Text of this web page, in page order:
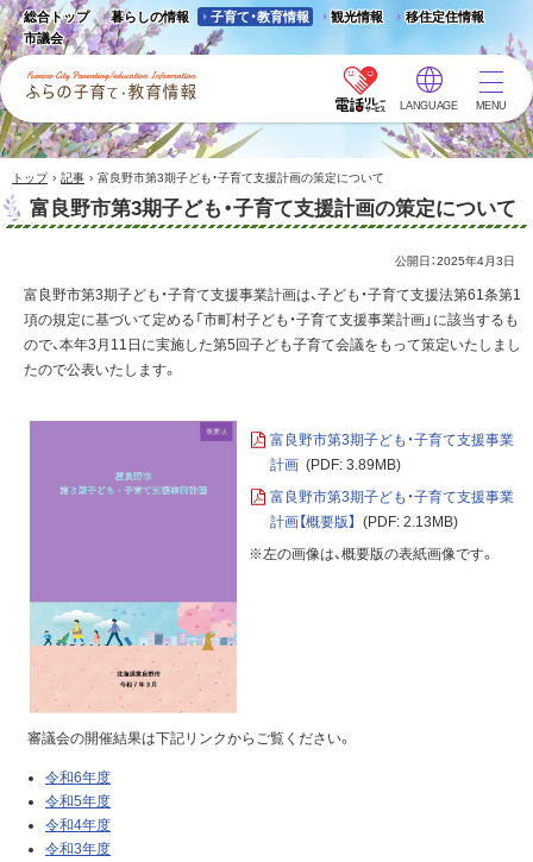
総合トップ 暮らしの情報 子育て・教育情報 観光情報
移住定住情報
市議会
ふらの子育て・教育情報 -
Furano City
Parenting/Education
Information
LANGUAGE MENU
トップ › 記事 › 富良野市第3期子ども・子育て支援計画の策定について
富良野市第3期子ども・子育て支援計画の策定について
公開日：2025年4月3日
富良野市第3期子ども・子育て支援事業計画は、子ども・子育て支援法第61条第1
項の規定に基づいて定める「市町村子ども・子育て支援事業計画」に該当するも
ので、本年3月11日に実施した第5回子ども子育て会議をもって策定いたしまし
たので公表いたします。
富良野市第3期子ども・子育て支援事業
計画 (PDF: 3.89MB)
富良野市第3期子ども・子育て支援事業
計画【概要版】
(PDF: 2.13MB)
※左の画像は、概要版の表紙画像です。
審議会の開催結果は下記リンクからご覧ください。
令和6年度
令和5年度
令和4年度
令和3年度